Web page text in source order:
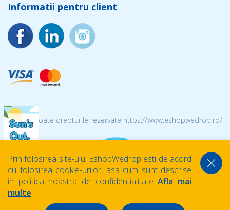
Informatii pentru client
© 2026 Toate drepturile rezervate https://www.eshopwedrop.ro/
Prin folosirea site-ului EshopWedrop esti de acord
cu folosirea cookie-urilor, asa cum sunt descrise
in politica noastra de confidentialitateAfla mai
multe